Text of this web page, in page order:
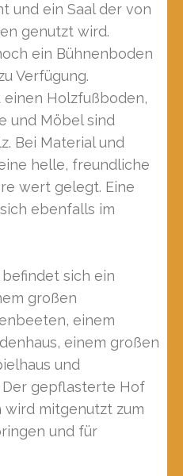
und ein Saal der von
genutzt wird.
ein Bühnenboden
Verfügung.
Holzfußboden,
und Möbel sind
Bei Material und
helle, freundliche
wert gelegt. Eine
ebenfalls im
sich ein
großen
einem
einem großen
und
gepflasterte Hof
mitgenutzt zum
und für